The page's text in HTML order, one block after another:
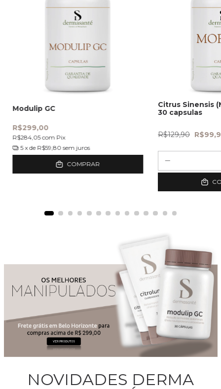
Modulip GC
R$299,00
R$284,05com Pix
5 x de R$59,80 sem juros
COMPRAR
Citrus Sinensis
30 capsulas
R$129,90
NOVIDADES DERMA